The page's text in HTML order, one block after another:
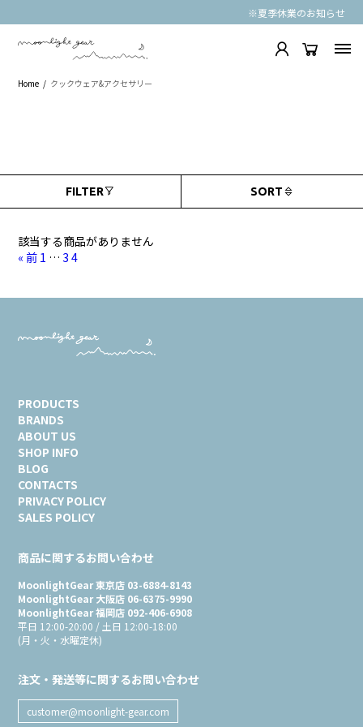
※夏季休業のお知らせ
Home クックウェア&アクセサリー
FILTER SORT
CATEGORIES
該当する商品がありません
« 前 1 … 3 4
PRODUCTS
BRANDS
ABOUT US
SHOP INFO
BLOG
CONTACTS
PRIVACY POLICY
SALES POLICY
商品に関するお問い合わせ
MoonlightGear 東京店 03-6884-8143
MoonlightGear 大阪店 06-6375-9990
MoonlightGear 福岡店 092-406-6908
平日 12:00-20:00 / 土日 12:00-18:00
(月・火・水曜定休)
注文・発送等に関するお問い合わせ
customer@moonlight-gear.com